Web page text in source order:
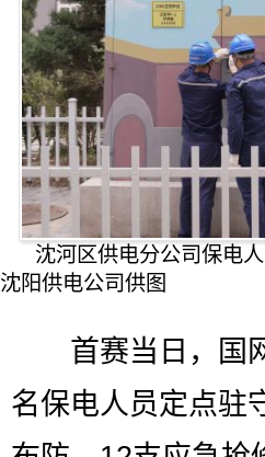
沈河区供电分公司保电
沈阳供电公司供图
首赛当日，国网
名保电人员定点驻